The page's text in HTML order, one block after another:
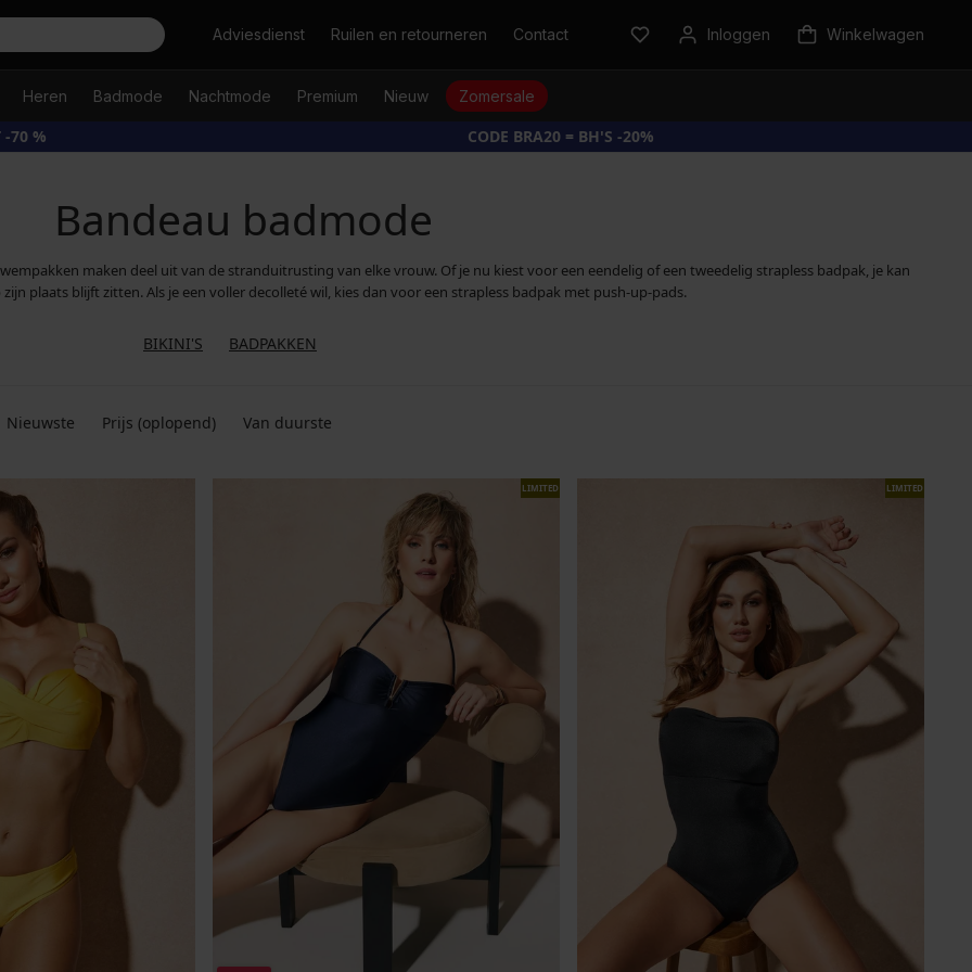
ZoekenAdviesdienst Ruilen en retourneren Contact Inloggen Winkelwagen
Heren Badmode Nachtmode Premium Nieuw Zomersale
-70 % CODE BRA20 = BH'S -20%
Bandeau badmode
maken deel uit van de stranduitrusting van elke vrouw. Of je nu kiest voor een eendelig of een tweedelig strapless badpak, je kan
plaats blijft zitten. Als je een voller decolleté wil, kies dan voor een strapless badpak met push-up-pads.
BIKINI'S BADPAKKEN
Nieuwste Prijs (oplopend) Van duurste
LIMITED LIMITED